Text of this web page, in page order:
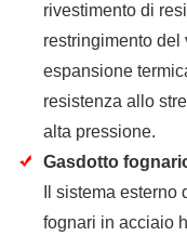
rivestimento di
restringimento
espansione
resistenza allo
alta pressione.
Gasdotto
Il sistema
fognari in acciaio